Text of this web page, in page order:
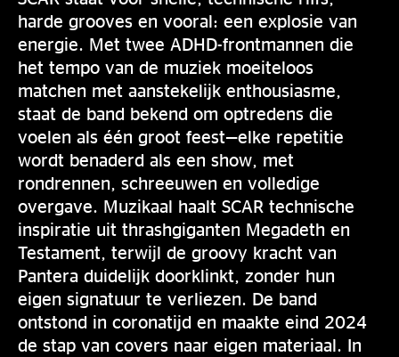
harde grooves en vooral: een explosie van
energie. Met twee ADHD-frontmannen die
het tempo van de muziek moeiteloos
matchen met aanstekelijk enthousiasme,
staat de band bekend om optredens die
voelen als één groot feest—elke repetitie
wordt benaderd als een show, met
rondrennen, schreeuwen en volledige
overgave. Muzikaal haalt SCAR technische
inspiratie uit thrashgiganten Megadeth en
Testament, terwijl de groovy kracht van
Pantera duidelijk doorklinkt, zonder hun
eigen signatuur te verliezen. De band
ontstond in coronatijd en maakte eind 2024
de stap van covers naar eigen materiaal. In